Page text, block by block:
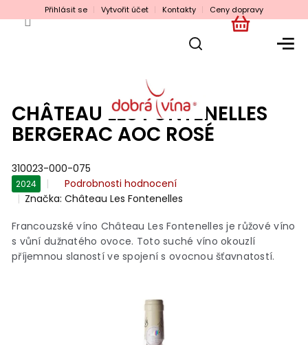
na
Přihlásit se Vytvořit účet Kontakty Ceny dopravy
NÁKUPNÍ
CHÂTEAU LES FONTENELLES
BERGERAC AOC ROSÉ
310023-000-075
2024
Průměrné
hodnocení
je
0,0
z
5
Podrobnosti hodnocení
Značka:Château Les Fontenelles
Francouzské víno Château Les Fontenelles je růžové víno
s vůní dužnatého ovoce. Toto suché víno okouzlí
příjemnou slaností ve spojení s ovocnou šťavnatostí.